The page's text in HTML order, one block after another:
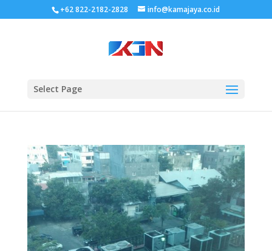
+62 822-2182-2828 info@kamajaya.co.id
Select Page